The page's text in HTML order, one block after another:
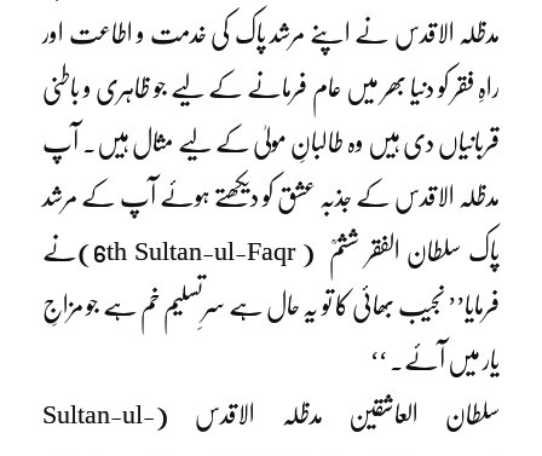
مدظلہ الاقدس نے اپنے مرشد پاک کی خدمت و اطاعت اور
راہِ فقر کو دنیا بھر میں عام فرمانے کے لیے جو ظاہری و باطنی
قربانیاں دی ہیں وہ طالبانِ مولیٰ کے لیے مثال ہیں۔ آپ
مدظلہ الاقدس کے جذبہ عشق کو دیکھتے ہوئے آپ کے مرشد
پاک سلطان الفقر ششمؒ ( 6th Sultan-ul-Faqr)نے
فرمایا’’ نجیب بھائی کا تو یہ حال ہے سرِتسلیم خم ہے جو مزاجِ
یار میں آئے۔ ‘‘
سلطان العاشقین مدظلہ الاقدس (Sultan-ul-